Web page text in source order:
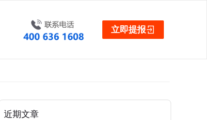
立即提报
近期文章